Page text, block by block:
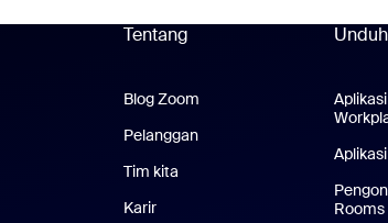
Tentang
Blog Zoom
Pelanggan
Tim kita
Karir
Unduh
Rooms